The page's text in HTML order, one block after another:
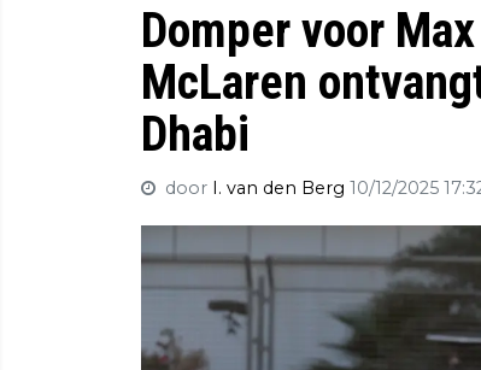
Domper voor
McLaren
Dhabi
door I. van den Berg 10/12/2025